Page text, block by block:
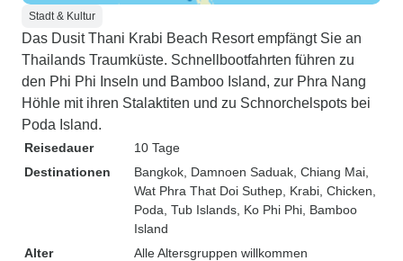
Stadt & Kultur
Das Dusit Thani Krabi Beach Resort empfängt Sie an
Thailands Traumküste. Schnellbootfahrten führen zu
den Phi Phi Inseln und Bamboo Island, zur Phra Nang
Höhle mit ihren Stalaktiten und zu Schnorchelspots bei
Poda Island.
Reisedauer
10 Tage
Destinationen
Bangkok , Damnoen Saduak , Chiang Mai
Wat Phra That Doi Suthep , Krabi , Chicken,
Poda, Tub Islands , Ko Phi Phi , Bamboo
Island
Alter
Alle Altersgruppen willkommen